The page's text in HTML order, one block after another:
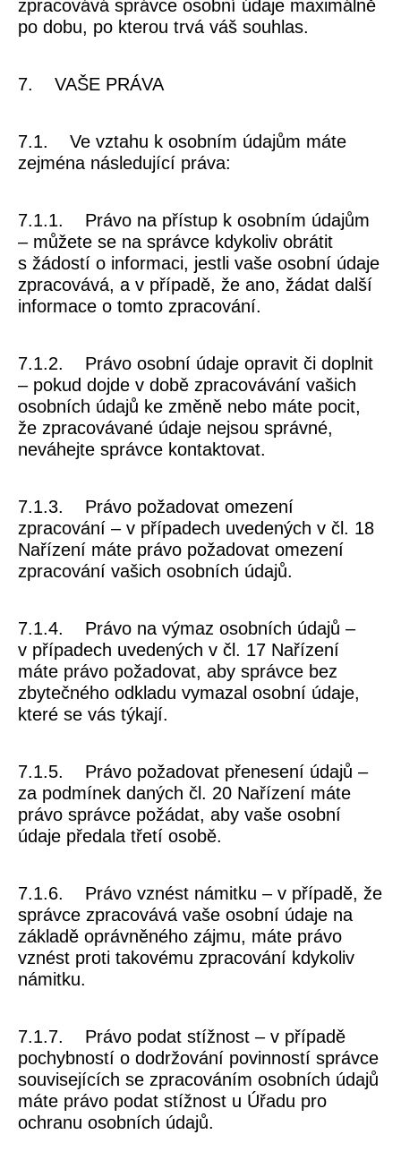
zpracovává správce osobní údaje maximálně
po dobu, po kterou trvá váš souhlas.
7. VAŠE PRÁVA
7.1. Ve vztahu k osobním údajům máte
zejména následující práva:
7.1.1. Právo na přístup k osobním údajům
– můžete se na správce kdykoliv obrátit
s žádostí o informaci, jestli vaše osobní údaje
zpracovává, a v případě, že ano, žádat další
informace o tomto zpracování.
7.1.2. Právo osobní údaje opravit či doplnit
– pokud dojde v době zpracovávání vašich
osobních údajů ke změně nebo máte pocit,
že zpracovávané údaje nejsou správné,
neváhejte správce kontaktovat.
7.1.3. Právo požadovat omezení
zpracování – v případech uvedených v čl. 18
Nařízení máte právo požadovat omezení
zpracování vašich osobních údajů.
7.1.4. Právo na výmaz osobních údajů –
v případech uvedených v čl. 17 Nařízení
máte právo požadovat, aby správce bez
zbytečného odkladu vymazal osobní údaje,
které se vás týkají.
7.1.5. Právo požadovat přenesení údajů –
za podmínek daných čl. 20 Nařízení máte
právo správce požádat, aby vaše osobní
údaje předala třetí osobě.
7.1.6. Právo vznést námitku – v případě, že
správce zpracovává vaše osobní údaje na
základě oprávněného zájmu, máte právo
vznést proti takovému zpracování kdykoliv
námitku.
7.1.7. Právo podat stížnost – v případě
pochybností o dodržování povinností správce
souvisejících se zpracováním osobních údajů
máte právo podat stížnost u Úřadu pro
ochranu osobních údajů.